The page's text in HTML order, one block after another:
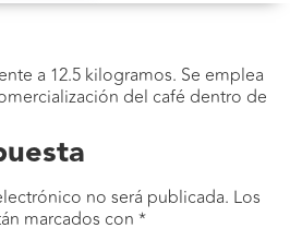
a 12.5 kilogramos. Se emplea
del café dentro de
no será publicada. Los
marcados con *